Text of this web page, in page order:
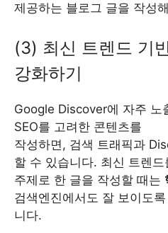
제공하는 블로그 글을 작성
(3) 최신 트렌드 기
강화하기
Google Discover에 자주 노
SEO를 고려한 콘텐츠를
작성하면, 검색 트래픽과
할 수 있습니다. 최신 트렌드
주제로 한 글을 작성할 때는
검색엔진에서도 잘 보이도
니다.